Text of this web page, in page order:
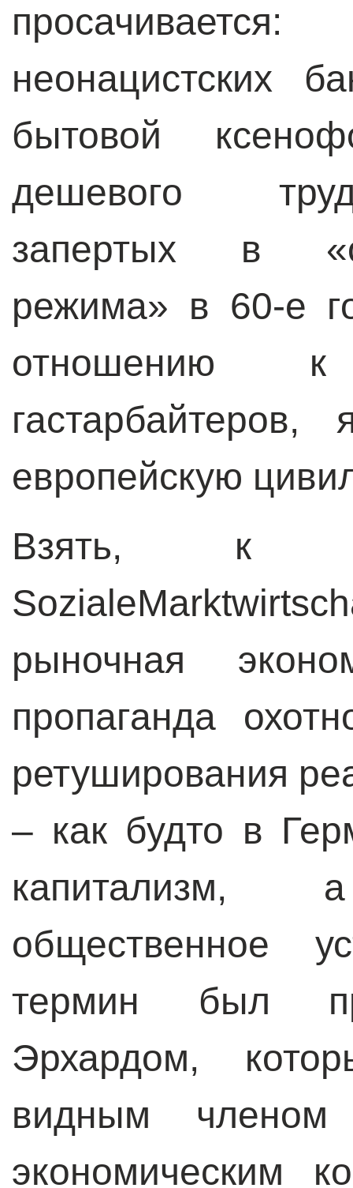
неонацистских
бытовой
дешевого
запертых в
режима» в 60-е
отношению
европейскую
Взять, к
рыночная
пропаганда
ретуширования
– как будто в
общественное
термин был
Эрхардом,
видным
экономическим